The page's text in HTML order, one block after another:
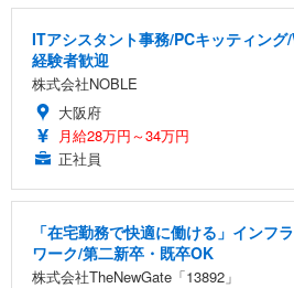
ITアシスタント事務/PCキッティン
経験者歓迎
株式会社NOBLE
大阪府
月給28万円～34万円
正社員
「在宅勤務で快適に働ける」インフ
ワーク/第二新卒・既卒OK
株式会社TheNewGate「13892」